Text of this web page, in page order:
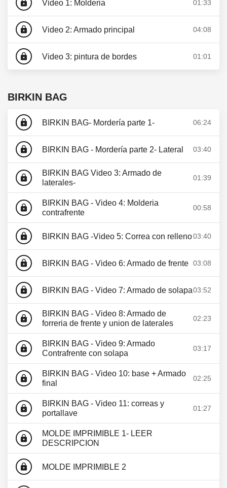
lock Video 1: Molderia 01:33
lock Video 2: Armado principal 04:08
lock Video 3: pintura de bordes 01:01
BIRKIN BAG
lock BIRKIN BAG- Mordería parte 1- 06:24
lock BIRKIN BAG - Mordería parte 2- Lateral 03:40
lock
BIRKIN BAG Video 3: Armado de
laterales-
01:39
lock
BIRKIN BAG - Video 4: Molderia
contrafrente
00:58
lock BIRKIN BAG -Video 5: Correa con relleno03:40
lock BIRKIN BAG - Video 6: Armado de frente 03:08
lock BIRKIN BAG - Video 7: Armado de solapa03:52
lock
BIRKIN BAG - Video 8: Armado de
forreria de frente y union de laterales
02:23
lock
BIRKIN BAG - Video 9: Armado
Contrafrente con solapa
03:17
lock
BIRKIN BAG - Video 10: base + Armado
final
02:25
lock
BIRKIN BAG - Video 11: correas y
portallave
01:27
lock
MOLDE IMPRIMIBLE 1- LEER
DESCRIPCION
lock MOLDE IMPRIMIBLE 2